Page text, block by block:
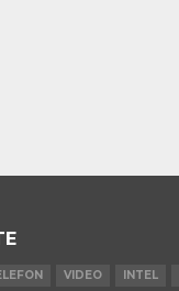
VIDEO INTEL